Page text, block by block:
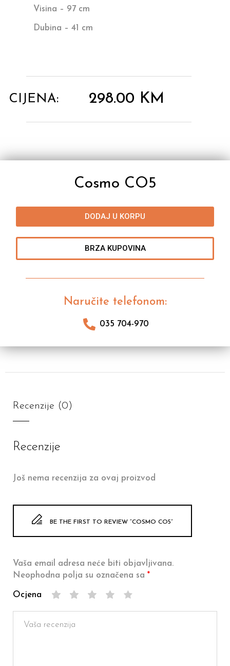
Visina – 97 cm
Dubina – 41 cm
CIJENA: 298.00 KM
Cosmo CO5
DODAJ U KORPU
BRZA KUPOVINA
Naručite telefonom:
035 704-970
Recenzije (0)
Recenzije
Još nema recenzija za ovaj proizvod
BE THE FIRST TO REVIEW “COSMO CO5”
Vaša email adresa neće biti objavljivana.
Neophodna polja su označena sa *
Ocjena